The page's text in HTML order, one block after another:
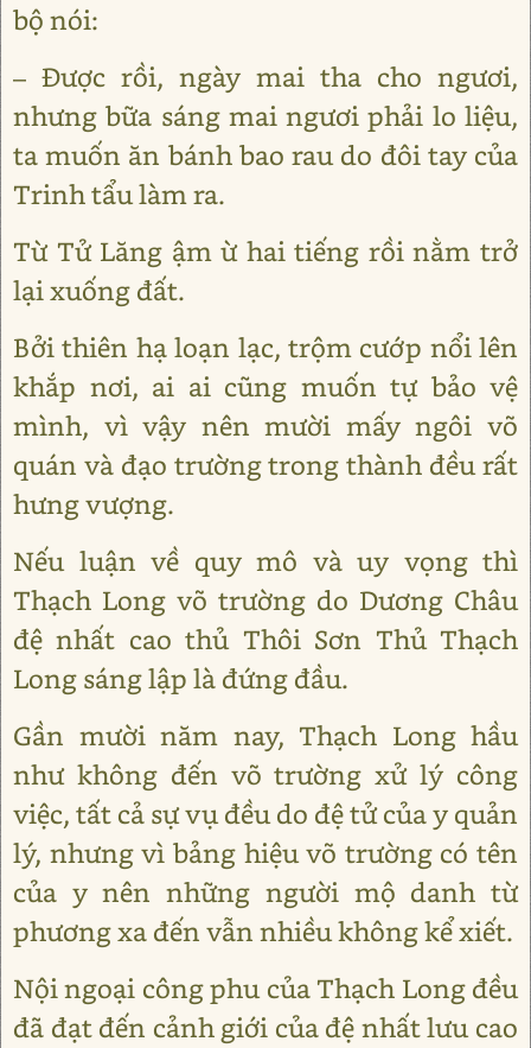
bộ nói:
– Được rồi, ngày mai tha cho ngươi,
nhưng bữa sáng mai ngươi phải lo liệu,
ta muốn ăn bánh bao rau do đôi tay của
Trinh tẩu làm ra.
Từ Tử Lăng ậm ừ hai tiếng rồi nằm trở
lại xuống đất.
Bởi thiên hạ loạn lạc, trộm cướp nổi lên
khắp nơi, ai ai cũng muốn tự bảo vệ
mình, vì vậy nên mười mấy ngôi võ
quán và đạo trường trong thành đều rất
hưng vượng.
Nếu luận về quy mô và uy vọng thì
Thạch Long võ trường do Dương Châu
đệ nhất cao thủ Thôi Sơn Thủ Thạch
Long sáng lập là đứng đầu.
Gần mười năm nay, Thạch Long hầu
như không đến võ trường xử lý công
việc, tất cả sự vụ đều do đệ tử của y quản
lý, nhưng vì bảng hiệu võ trường có tên
của y nên những người mộ danh từ
phương xa đến vẫn nhiều không kể xiết.
Nội ngoại công phu của Thạch Long đều
đã đạt đến cảnh giới của đệ nhất lưu cao